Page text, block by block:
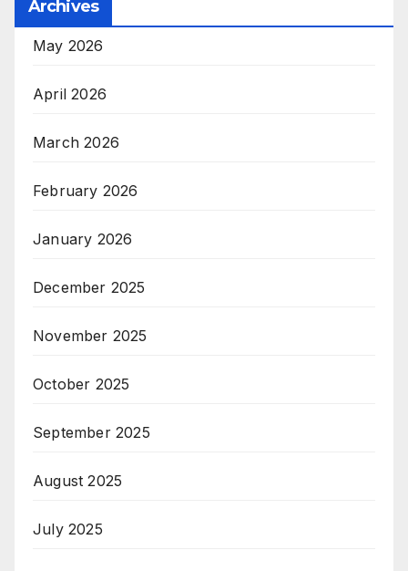
Archives
May 2026
April 2026
March 2026
February 2026
January 2026
December 2025
November 2025
October 2025
September 2025
August 2025
July 2025